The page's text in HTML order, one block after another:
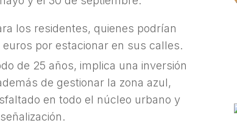
los residentes, quienes podrían
por estacionar en sus calles.
de 25 años, implica una inversión
de gestionar la zona azul,
en todo el núcleo urbano y